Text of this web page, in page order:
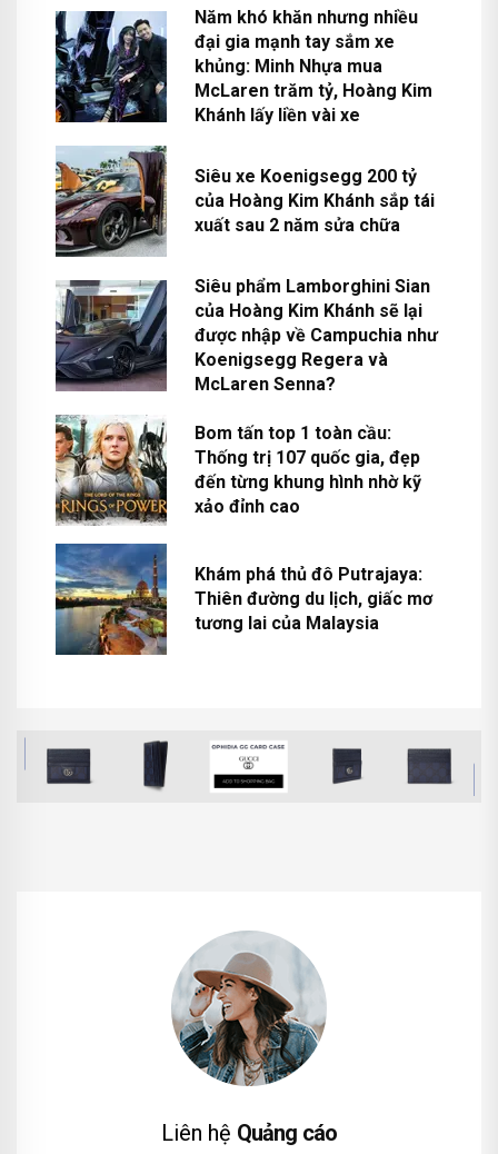
Năm khó khăn nhưng nhiều
đại gia mạnh tay sắm xe
khủng: Minh Nhựa mua
McLaren trăm tỷ, Hoàng Kim
Khánh lấy liền vài xe
Siêu xe Koenigsegg 200 tỷ
của Hoàng Kim Khánh sắp tái
xuất sau 2 năm sửa chữa
Siêu phẩm Lamborghini Sian
của Hoàng Kim Khánh sẽ lại
được nhập về Campuchia như
Koenigsegg Regera và
McLaren Senna?
Bom tấn top 1 toàn cầu:
Thống trị 107 quốc gia, đẹp
đến từng khung hình nhờ kỹ
xảo đỉnh cao
Khám phá thủ đô Putrajaya:
Thiên đường du lịch, giấc mơ
tương lai của Malaysia
Liên hệ Quảng cáo